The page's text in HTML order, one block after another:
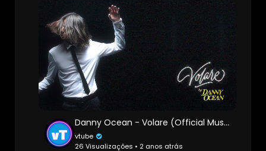
Danny Ocean - Volare (Official Music Video)
vtube
26 Visualizações • 2 anos atrás